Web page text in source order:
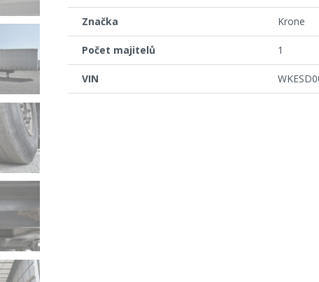
Značka Krone
Počet majitelů 1
VIN